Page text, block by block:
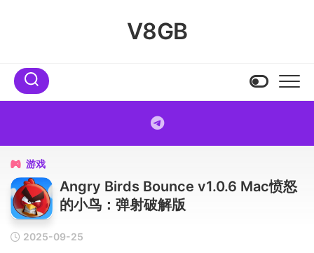
V8GB
 游戏
Angry Birds Bounce v1.0.6 Mac愤怒
的小鸟：弹射破解版
2025-09-25